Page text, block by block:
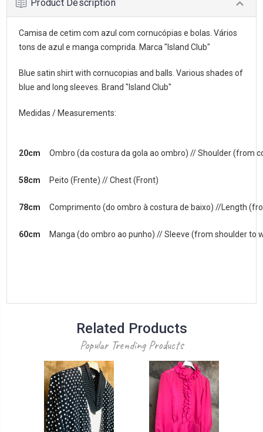
Product Description
Camisa de cetim com azul com cornucópias e bolas. Vários
tons de azul e manga comprida. Marca "Island Club"
Blue satin shirt with cornucopias and balls. Various shades of
blue and long sleeves. Brand "Island Club"
Medidas / Measurements:
20cm Ombro (da costura da gola ao ombro) // Shoulder (from
58cm Peito (Frente) // Chest (Front)
78cm Comprimento (do ombro à costura de baixo) //Length
60cm Manga (do ombro ao punho) // Sleeve (from shoulder to
Related Products
Popular Trending Products